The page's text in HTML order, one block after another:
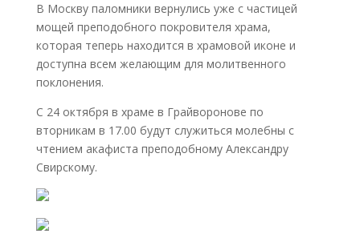
В Москву паломники вернулись уже с частицей
мощей преподобного покровителя храма,
которая теперь находится в храмовой иконе и
доступна всем желающим для молитвенного
поклонения.
С 24 октября в храме в Грайворонове по
вторникам в 17.00 будут служиться молебны с
чтением акафиста преподобному Александру
Свирскому.